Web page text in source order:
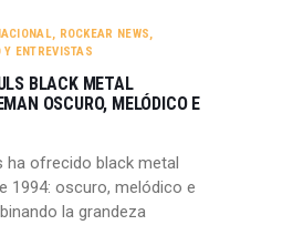
, ROCKEAR NEWS,
Y ENTREVISTAS
BLACK METAL
OSCURO, MELÓDICO E
ha ofrecido black metal
1994: oscuro, melódico e
la grandeza